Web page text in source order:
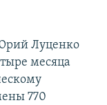
Луценко
месяца
770